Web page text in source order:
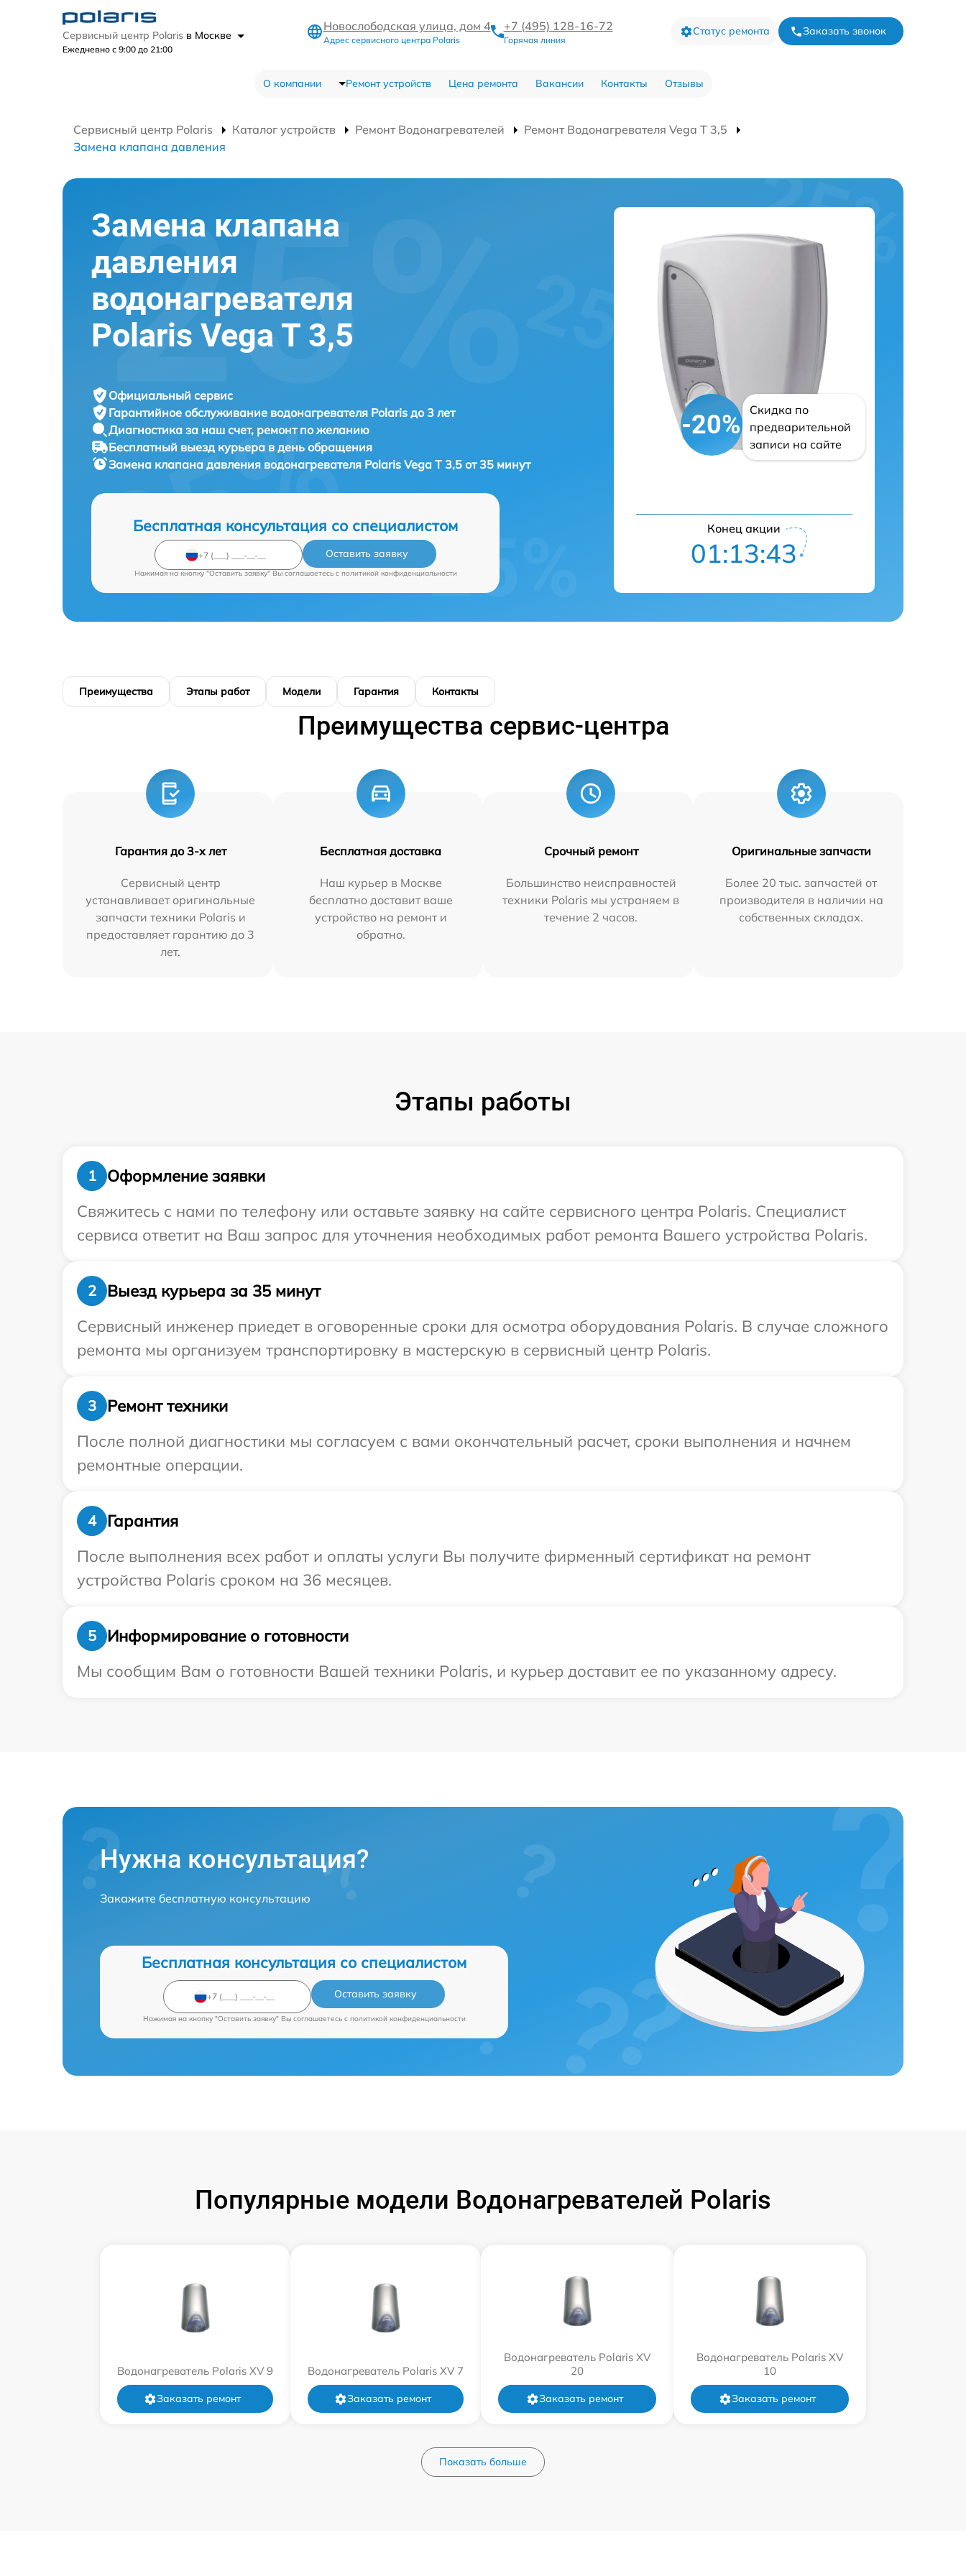
Сервисный центр Polaris в Москве
Ежедневно с 9:00 до 21:00
Новослободская улица, дом 4
Адрес сервисного центра Polaris
+7 (495) 128-16-72
Горячая линия
Статус ремонта Заказать звонок
О компании Ремонт устройств Цена ремонта Вакансии Контакты Отзывы
Сервисный центр Polaris Каталог устройств Ремонт Водонагревателей
Ремонт Водонагревателя Vega T 3,5
Замена клапана давления
Замена клапана
давления
водонагревателя
Polaris Vega T 3,5
Официальный сервис
Гарантийное обслуживание водонагревателя Polaris до 3 лет
Диагностика за наш счет, ремонт по желанию
Бесплатный выезд курьера в день обращения
Замена клапана давления водонагревателя Polaris Vega T 3,5 от 35 минут
Бесплатная консультация со специалистом
Оставить заявку
Нажимая на кнопку "Оставить заявку" Вы соглашаетесь c политикой конфиденциальности
-20%
Скидка по
предварительной
записи на сайте
Конец акции
01:13:42
Преимущества Этапы работ Модели Гарантия Контакты
Преимущества сервис-центра
Гарантия до 3-х лет
Сервисный центр
устанавливает оригинальные
запчасти техники Polaris и
предоставляет гарантию до 3
лет.
Бесплатная доставка
Наш курьер в Москве
бесплатно доставит ваше
устройство на ремонт и
обратно.
Срочный ремонт
Большинство неисправностей
техники Polaris мы устраняем в
течение 2 часов.
Оригинальные запчасти
Более 20 тыс. запчастей от
производителя в наличии на
собственных складах.
Этапы работы
1
Оформление заявки
Свяжитесь с нами по телефону или оставьте заявку на сайте сервисного центра Polaris. Специалист
сервиса ответит на Ваш запрос для уточнения необходимых работ ремонта Вашего устройства Polaris.
2
Выезд курьера за 35 минут
Сервисный инженер приедет в оговоренные сроки для осмотра оборудования Polaris. В случае сложного
ремонта мы организуем транспортировку в мастерскую в сервисный центр Polaris.
3
Ремонт техники
После полной диагностики мы согласуем с вами окончательный расчет, сроки выполнения и начнем
ремонтные операции.
4
Гарантия
После выполнения всех работ и оплаты услуги Вы получите фирменный сертификат на ремонт
устройства Polaris сроком на 36 месяцев.
5
Информирование о готовности
Мы сообщим Вам о готовности Вашей техники Polaris, и курьер доставит ее по указанному адресу.
Нужна консультация?
Закажите бесплатную консультацию
Бесплатная консультация со специалистом
Оставить заявку
Нажимая на кнопку "Оставить заявку" Вы соглашаетесь c политикой конфиденциальности
Популярные модели Водонагревателей Polaris
Водонагреватель Polaris XV 9
Заказать ремонт
Водонагреватель Polaris XV 7
Заказать ремонт
Водонагреватель Polaris XV
20
Заказать ремонт
Водонагреватель Polaris XV
10
Заказать ремонт
Показать больше